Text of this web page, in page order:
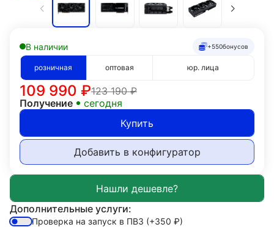
В наличии +550бонусов
розничная оптовая юр. лица
123 190₽
109 990 ₽
Получение
сегодня
Купить
Добавить в конфигуратор
Дополнительные услуги:
Проверка на запуск в ПВЗ (+350 ₽)